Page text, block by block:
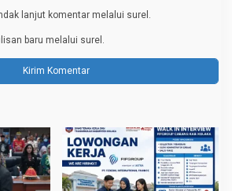
lanjut komentar melalui surel.
baru melalui surel.